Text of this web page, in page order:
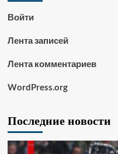
Войти
Лента записей
Лента комментариев
WordPress.org
Последние новости